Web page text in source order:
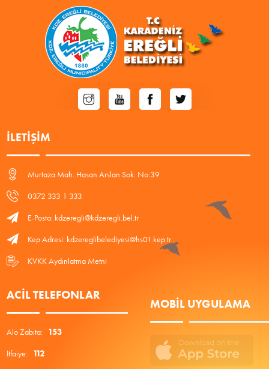
İLETIŞIM
Murtaza Mah. Hasan Arslan Sok. No:39
0372 333 1 333
E-Posta: kdzeregli@kdzeregli.bel.tr
Kep Adresi: kdzereglibelediyesi@hs01.kep.tr
KVKK Aydınlatma Metni
ACIL TELEFONLAR
Alo Zabıta: 153
İtfaiye: 112
MOBIL UYGULAMA